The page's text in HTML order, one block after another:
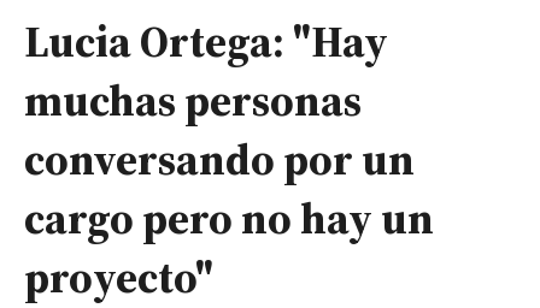
Lucia Ortega: "Hay
muchas personas
conversando por un
cargo pero no hay un
proyecto"